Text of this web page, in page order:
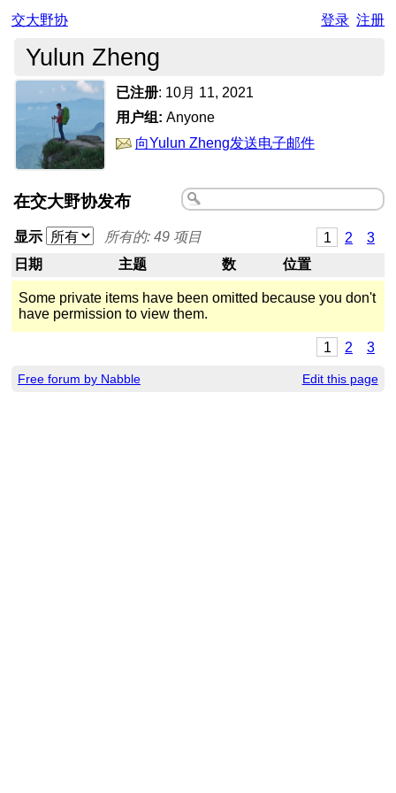
交大野协 登录 注册
Yulun Zheng
已注册: 10月 11, 2021
用户组: Anyone
向Yulun Zheng发送电子邮件
在交大野协发布
1 2 3
显示
所有的: 49 项目
日期
主题 数 位置
Some private items have been omitted because you don't
have permission to view them.
1 2 3
Free forum by Nabble Edit this page